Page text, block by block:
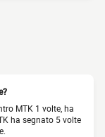
MTK 1 volte, ha
ha segnato 5 volte